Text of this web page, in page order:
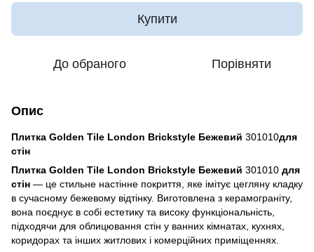
Купити
До обраного Порівняти
Опис
Плитка Golden Tile London Brickstyle Бежевий 301010для
стін
Плитка Golden Tile London Brickstyle Бежевий 301010 для
стін — це стильне настінне покриття, яке імітує цегляну кладку
в сучасному бежевому відтінку. Виготовлена ​​​​з керамограніту,
вона поєднує в собі естетику та високу функціональність,
підходячи для облицювання стін у ванних кімнатах, кухнях,
коридорах та інших житлових і комерційних приміщеннях.